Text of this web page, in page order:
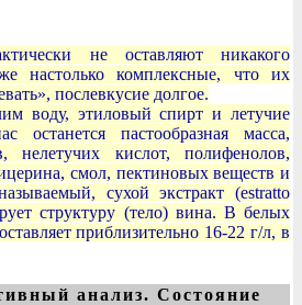
не оставляют никакого
настолько комплексные, что их
послевкусие долгое.
воду, этиловый спирт и летучие
пастообразная масса,
нелетучих кислот, полифенолов,
смол, пектиновых веществ и
сухой экстракт (estratto
структуру (тело) вина. В белых
приблизительно 16-22 г/л, в
анализ. Состояние